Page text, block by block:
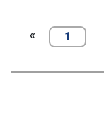
« 1